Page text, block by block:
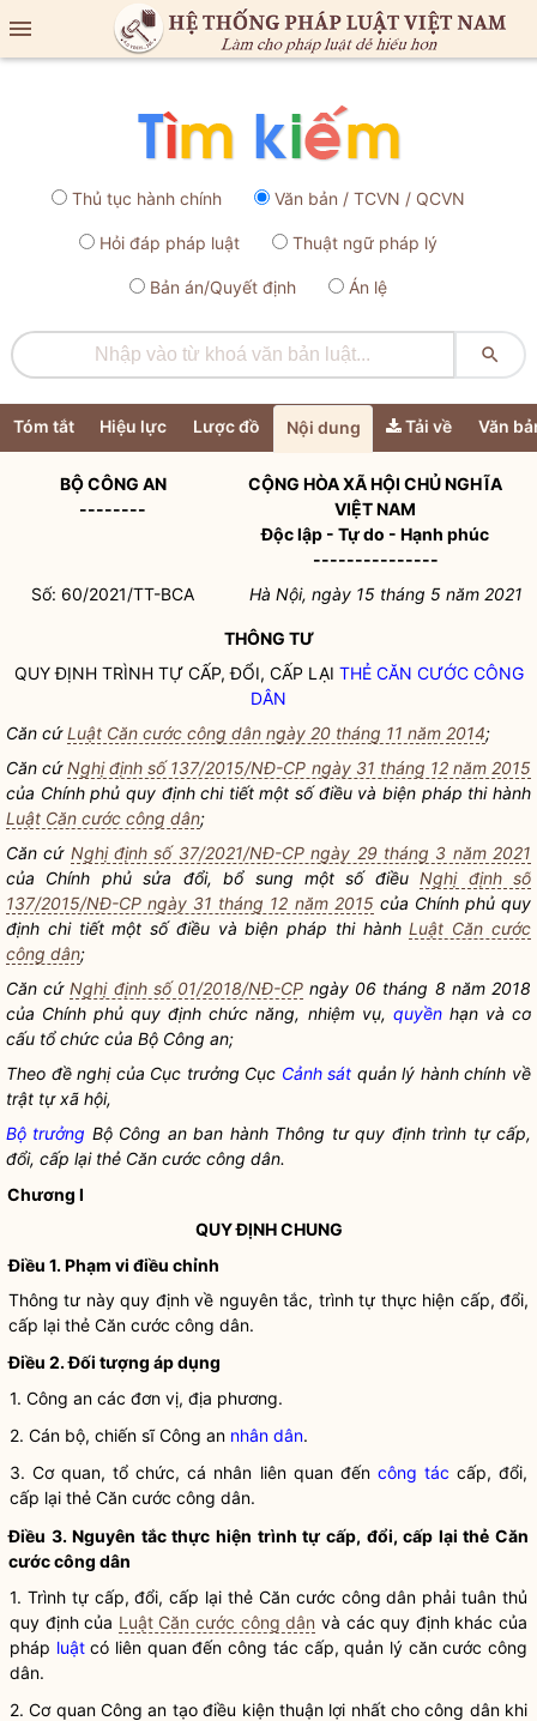

Thủ tục hành chính Văn bản / TCVN / QCVN
Hỏi đáp pháp luật Thuật ngữ pháp lý
Bản án/Quyết định Án lệ

Tóm tắt Hiệu lực Lược đồ Nội dung Tải về Văn
BỘ CÔNG AN
--------
CỘNG HÒA XÃ HỘI CHỦ NGHĨA
VIỆT NAM
Độc lập - Tự do - Hạnh phúc
---------------
Số: 60/2021/TT-BCA
Hà Nội, ngày 15 tháng 5 năm 2021
THÔNG TƯ
QUY ĐỊNH TRÌNH TỰ CẤP, ĐỔI, CẤP LẠI THẺ CĂN CƯỚC CÔNG
DÂN
Căn cứLuật Căn cước công dân ngày 20 tháng 11 năm 2014;
Căn cứNghị định số 137/2015/NĐ-CP ngày 31 tháng 12 năm 2015
của Chính phủ quy định chi tiết một số điều và biện pháp thi hành
Luật Căn cước công dân;
Căn cứ Nghị định số 37/2021/NĐ-CP ngày 29 tháng 3 năm 2021
của Chính phủ sửa đổi, bổ sung một số điềuNghị định số
137/2015/NĐ-CP ngày 31 tháng 12 năm 2015 của Chính phủ quy
định chi tiết một số điều và biện pháp thi hànhLuật Căn cước
công dân;
Căn cứNghị định số 01/2018/NĐ-CPngày 06 tháng 8 năm 2018
của Chính phủ quy định chức năng, nhiệm vụ, quyềnhạn và cơ
cấu tổ chức của Bộ Công an;
Theo đề nghị của Cục trưởng Cục Cảnh sát quản lý hành chính về
trật tự xã hội,
Bộ trưởng Bộ Công an ban hành Thông tư quy định trình tự cấp,
đổi, cấp lại thẻ Căn cước công dân.
Chương I
QUY ĐỊNH CHUNG
Điều 1. Phạm vi điều chỉnh
Thông tư này quy định về nguyên tắc, trình tự thực hiện cấp, đổi,
cấp lại thẻ Căn cước công dân.
Điều 2. Đối tượng áp dụng
1. Công an các đơn vị, địa phương.
2. Cán bộ, chiến sĩ Công an nhân dân.
3. Cơ quan, tổ chức, cá nhân liên quan đến công tác cấp, đổi,
cấp lại thẻ Căn cước công dân.
Điều 3. Nguyên tắc thực hiện trình tự cấp, đổi, cấp lạithẻ Căn
cước công dân
1. Trình tự cấp, đổi, cấp lại thẻ Căn cước công dân phải tuân thủ
quy định của Luật Căn cước công dân và các quy định khác của
pháp luậtcó liên quan đếncông tác cấp, quản lý căn cước công
dân.
2. Cơ quan Công an tạo điều kiện thuận lợi nhất cho công dân khi